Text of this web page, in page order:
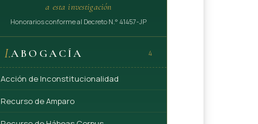
a esta investigación
Honorarios conforme al Decreto N.° 41457-JP
I.ABOGACÍA 4
Acción de Inconstitucionalidad
Recurso de Amparo